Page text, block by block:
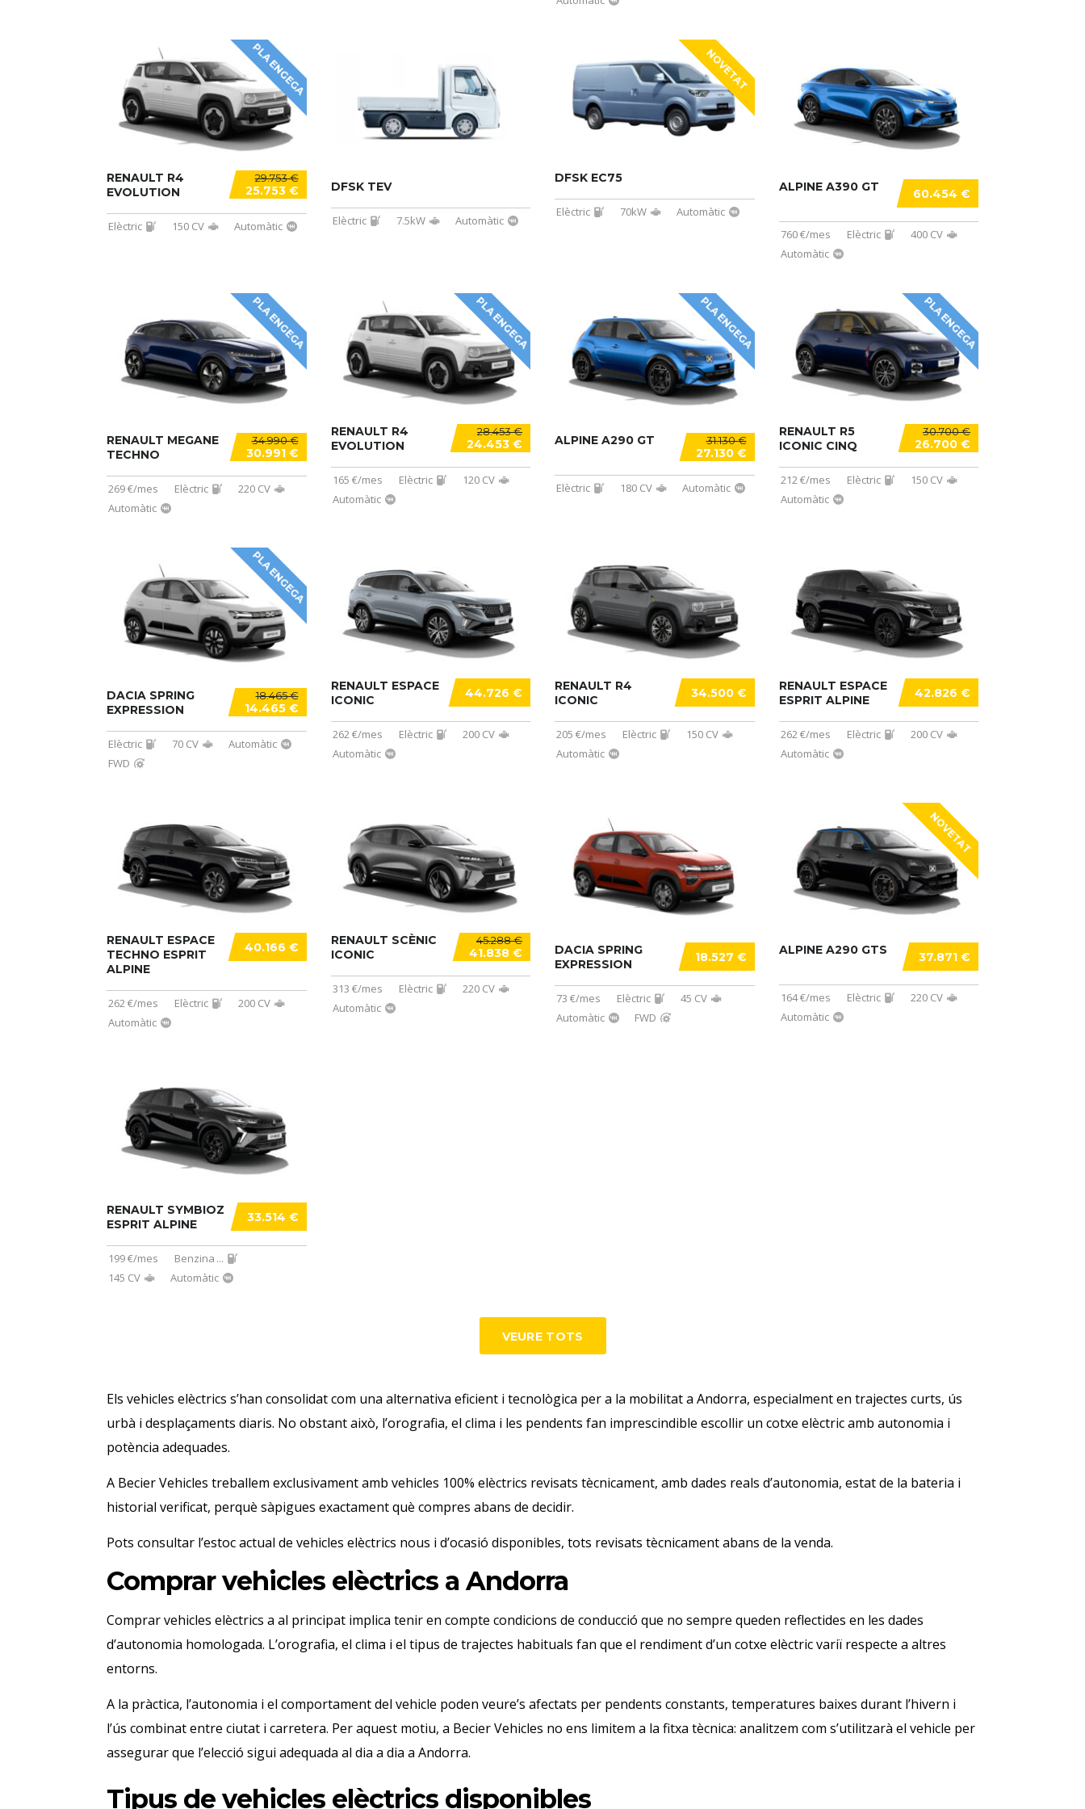
PLA ENGEGA
29.753 €
25.753 €
RENAULT R4
EVOLUTION
Elèctric 150 CV Automàtic
DFSK TEV
Elèctric 7.5kW Automàtic
NOVETAT
DFSK EC75
Elèctric 70kW Automàtic
60.454 €
ALPINE A390 GT
760 €/mes Elèctric
400 CV
Automàtic
PLA ENGEGA
34.990 €
30.991 €
RENAULT MEGANE
TECHNO
269 €/mes Elèctric
220 CV
Automàtic
PLA ENGEGA
28.453 €
24.453 €
RENAULT R4
EVOLUTION
165 €/mes Elèctric
120 CV
Automàtic
PLA ENGEGA
31.130 €
27.130 €
ALPINE A290 GT
Elèctric 180 CV Automàtic
PLA ENGEGA
30.700 €
26.700 €
RENAULT R5
ICONIC CINQ
212 €/mes Elèctric
150 CV
Automàtic
PLA ENGEGA
18.465 €
14.465 €
DACIA SPRING
EXPRESSION
Elèctric 70 CV
Automàtic
FWD
44.726 €
RENAULT ESPACE
ICONIC
262 €/mes Elèctric
200 CV
Automàtic
34.500 €
RENAULT R4
ICONIC
205 €/mes Elèctric
150 CV
Automàtic
42.826 €
RENAULT ESPACE
ESPRIT ALPINE
262 €/mes Elèctric
200 CV
Automàtic
40.166 €
RENAULT ESPACE
TECHNO ESPRIT
ALPINE
262 €/mes Elèctric
200 CV
Automàtic
45.288 €
41.838 €
RENAULT SCÈNIC
ICONIC
313 €/mes Elèctric
220 CV
Automàtic
18.527 €
DACIA SPRING
EXPRESSION
73 €/mes Elèctric
45 CV
Automàtic
FWD
NOVETAT
37.871 €
ALPINE A290 GTS
164 €/mes Elèctric
220 CV
Automàtic
33.514 €
RENAULT SYMBIOZ
ESPRIT ALPINE
199 €/mes Benzina ...
145 CV
Automàtic
VEURE TOTS
Els vehicles elèctrics s’han consolidat com una alternativa eficient i tecnològica per a la mobilitat a Andorra, especialment en trajectes curts, ús
urbà i desplaçaments diaris. No obstant això, l’orografia, el clima i les pendents fan imprescindible escollir un cotxe elèctric amb autonomia i
potència adequades.
A Becier Vehicles treballem exclusivament amb vehicles 100% elèctrics revisats tècnicament, amb dades reals d’autonomia, estat de la bateria i
historial verificat, perquè sàpigues exactament què compres abans de decidir.
Pots consultar l’estoc actual de vehicles elèctrics nous i d’ocasió disponibles, tots revisats tècnicament abans de la venda.
Comprar vehicles elèctrics a Andorra
Comprar vehicles elèctrics a al principat implica tenir en compte condicions de conducció que no sempre queden reflectides en les dades
d’autonomia homologada. L’orografia, el clima i el tipus de trajectes habituals fan que el rendiment d’un cotxe elèctric variï respecte a altres
entorns.
A la pràctica, l’autonomia i el comportament del vehicle poden veure’s afectats per pendents constants, temperatures baixes durant l’hivern i
l’ús combinat entre ciutat i carretera. Per aquest motiu, a Becier Vehicles no ens limitem a la fitxa tècnica: analitzem com s’utilitzarà el vehicle per
assegurar que l’elecció sigui adequada al dia a dia a Andorra.
Tipus de vehicles elèctrics disponibles